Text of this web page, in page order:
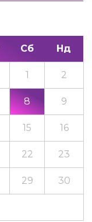
Сб Нд
1 2
8 9
15 16
22 23
29 30